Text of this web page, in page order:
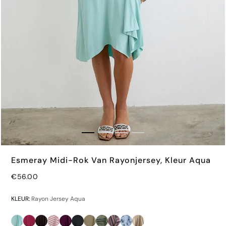
Esmeray Midi-Rok Van Rayonjersey, Kleur Aqua
€56.00
KLEUR: Rayon Jersey Aqua